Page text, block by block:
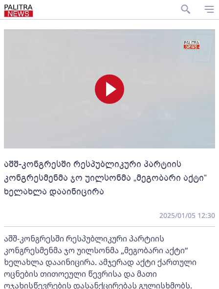
აშშ-კონგრესში რესპუბლიკური პარტიის
კონგრესმენმა ჯო უილსონმა „მეგობარი აქტი“
ხელახლა დააინიცირა
2025/01/05 12:30
აშშ-კონგრესში რესპუბლიკური პარტიის
კონგრესმენმა ჯო უილსონმა „მეგობარი აქტი“
ხელახლა დააინიცირა. ამჯერად აქტი ქართული
ოცნების თითოეული წევრისა და მათი
ოჯახისწევრების დასანქცირებას გულისხმობს.